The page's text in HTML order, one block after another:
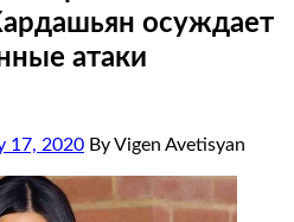
осуждает
атаки
17, 2020 By Vigen Avetisyan